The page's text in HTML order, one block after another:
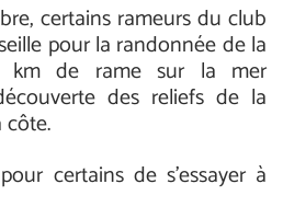
certains rameurs du club
pour la randonnée de la
km de rame sur la mer
des reliefs de la
certains de s'essayer à